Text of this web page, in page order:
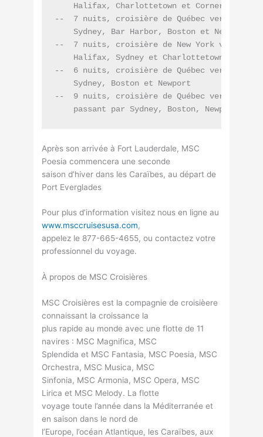
Halifax, Charlottetown et Corner Brook,
--  7 nuits, croisière de Québec vers New
    Sydney, Bar Harbor, Boston et Newport
--  7 nuits, croisière de New York vers
Halifax, Sydney et Charlottetown,
--  6 nuits, croisière de Québec vers New
    Sydney, Boston et Newport
--  9 nuits, croisière de Québec vers Fort
Après son arrivée à Fort Lauderdale, MSC
Poesia commencera une seconde
saison d’hiver dans les Caraïbes, au départ de
Port Everglades
Pour plus d’information visitez nous en ligne au
www.msccruisesusa.com,
appelez le 877-665-4655, ou contactez votre
professionnel du voyage.
À propos de MSC Croisières
MSC Croisières est la compagnie de croisièere
connaissant la croissance la
plus rapide au monde avec une flotte de 11
navires : MSC Magnifica, MSC
Splendida et MSC Fantasia, MSC Poesia, MSC
Orchestra, MSC Musica, MSC
Sinfonia, MSC Armonia, MSC Opera, MSC
Lirica et MSC Melody. La flotte
voyage toute l’année dans la Méditerranée et
en saison dans le nord de
l’Europe, l’océan Atlantique, les Caraïbes, aux